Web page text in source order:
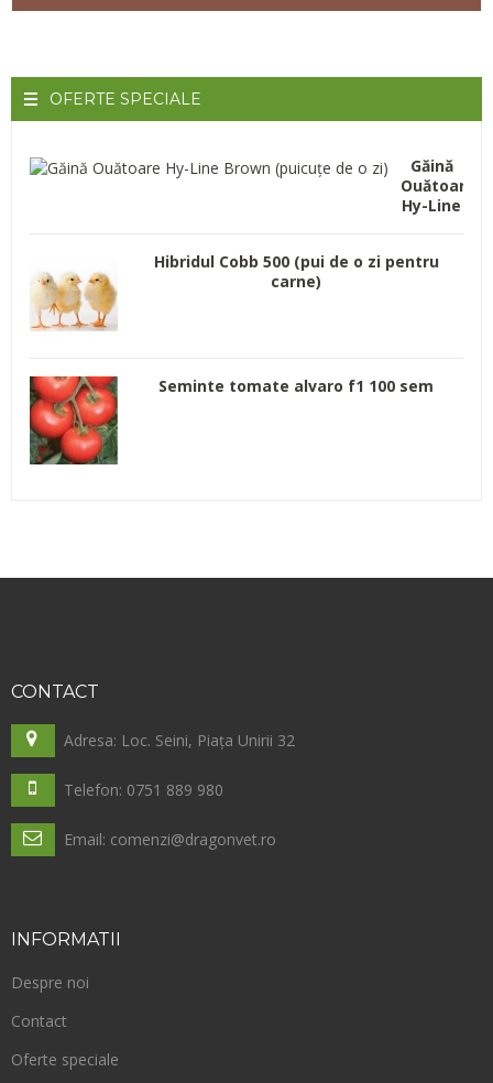
OFERTE SPECIALE
Găină
Ouătoare
Hy-Line
de o zi)
Hibridul Cobb 500 (pui de o zi pentru
carne)
Seminte tomate alvaro f1 100 sem
CONTACT
Adresa: Loc. Seini, Piața Unirii 32
Telefon: 0751 889 980
Email: comenzi@dragonvet.ro
INFORMATII
Despre noi
Contact
Oferte speciale